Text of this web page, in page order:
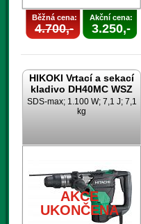
Běžná cena:
4.700,-
Akční cena:
3.250,-
HIKOKI Vrtací a sekací
kladivo DH40MC WSZ
SDS-max; 1.100 W; 7,1 J; 7,1
kg
AKCE
UKONČENA